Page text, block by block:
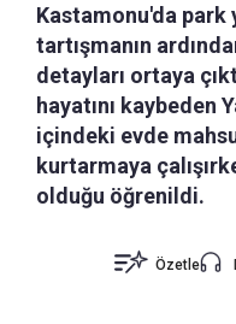
Kastamonu'da park
tartışmanın
detayları ortaya
hayatını kaybeden
içindeki evde
kurtarmaya
olduğu öğrenildi.
Özetle